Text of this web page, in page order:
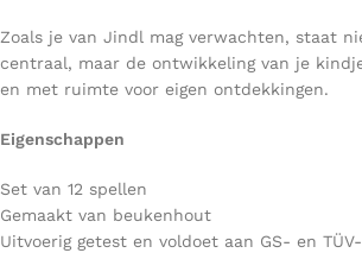
Zoals je van Jindl mag verwachten, staat
centraal, maar de ontwikkeling van je
en met ruimte voor eigen ontdekkingen.
Eigenschappen
Set van 12 spellen
Gemaakt van beukenhout
Uitvoerig getest en voldoet aan GS- en